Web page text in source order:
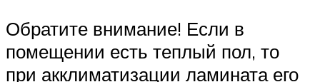
Обратите внимание! Если в
помещении есть теплый пол, то
при акклиматизации ламината его